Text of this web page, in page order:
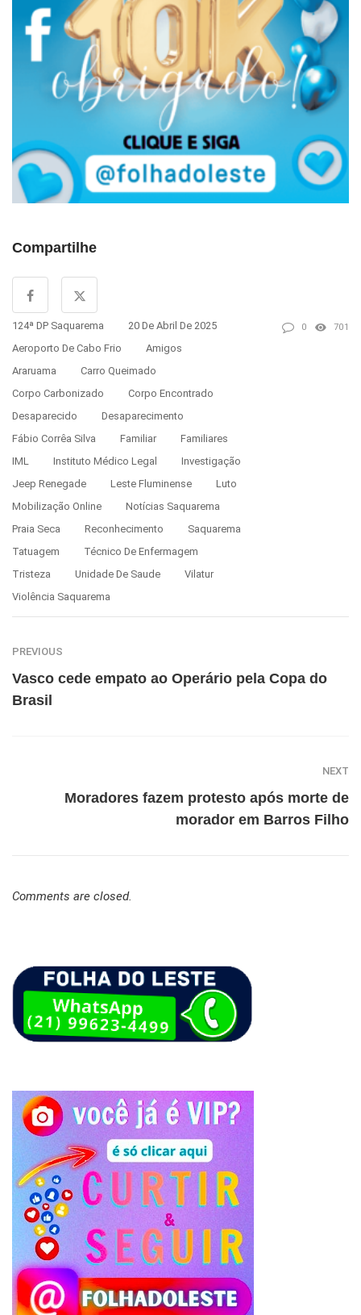
Compartilhe
124ª DP Saquarema
20 De Abril De 2025
Aeroporto De Cabo Frio
Amigos
Araruama
Carro Queimado
Corpo Carbonizado
Corpo Encontrado
Desaparecido
Desaparecimento
Fábio Corrêa Silva
Familiar
Familiares
IML
Instituto Médico Legal
Investigação
Jeep Renegade
Leste Fluminense
Luto
Mobilização Online
Notícias Saquarema
Praia Seca
Reconhecimento
Saquarema
Tatuagem
Técnico De Enfermagem
Tristeza
Unidade De Saude
Vilatur
Violência Saquarema
0 701
PREVIOUS
Vasco cede empato ao Operário pela Copa do
Brasil
NEXT
Moradores fazem protesto após morte de
morador em Barros Filho
Comments are closed.